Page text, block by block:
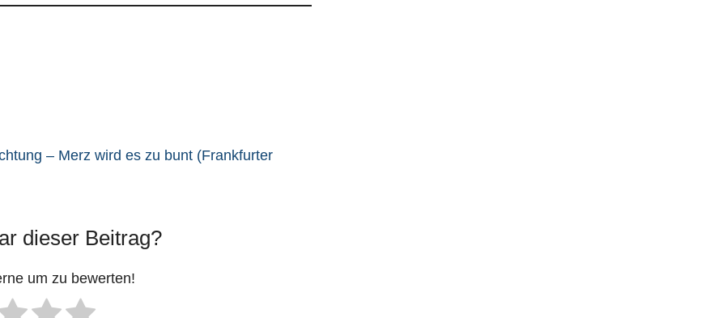
– Merz wird es zu bunt (Frankfurter
dieser Beitrag?
um zu bewerten!